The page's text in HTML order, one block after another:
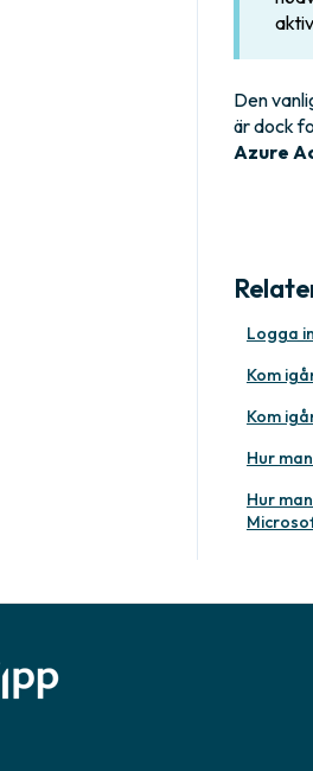
Den
är dock
Azure
Logga
Kom
Kom
Hur
Hur